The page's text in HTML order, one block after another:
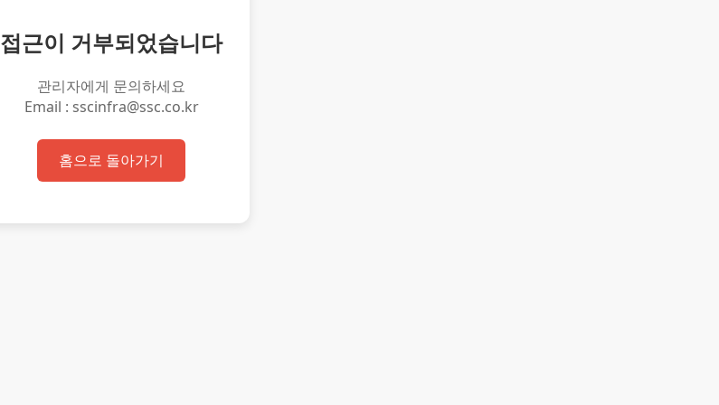
접근이 거부되었습니다
관리자에게 문의하세요
Email : sscinfra@ssc.co.kr
홈으로 돌아가기